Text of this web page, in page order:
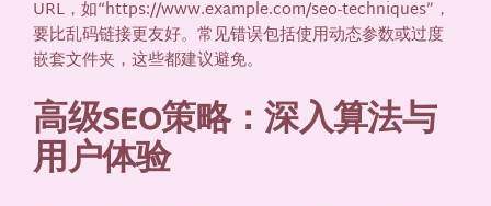
URL，如“https://www.example.com/seo-techniques”，
要比乱码链接更友好。常见错误包括使用动态参数或过度
嵌套文件夹，这些都建议避免。
高级SEO策略：深入算法与
用户体验